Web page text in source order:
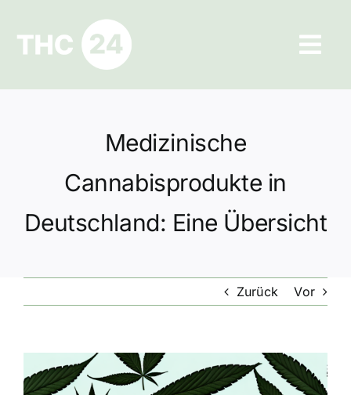
springen
Ratgeber
Hilfe und Kontakt
Datenschutz
Medizinische
Cannabisprodukte in
Deutschland: Eine Übersicht
Zurück Vor
grösseres